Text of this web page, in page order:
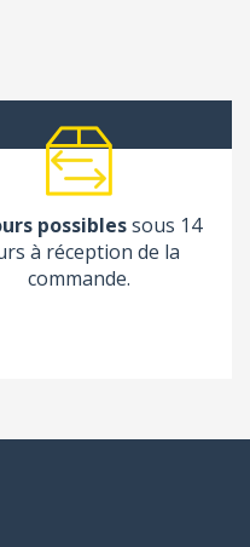
possiblessous 14
à réception de la
commande.